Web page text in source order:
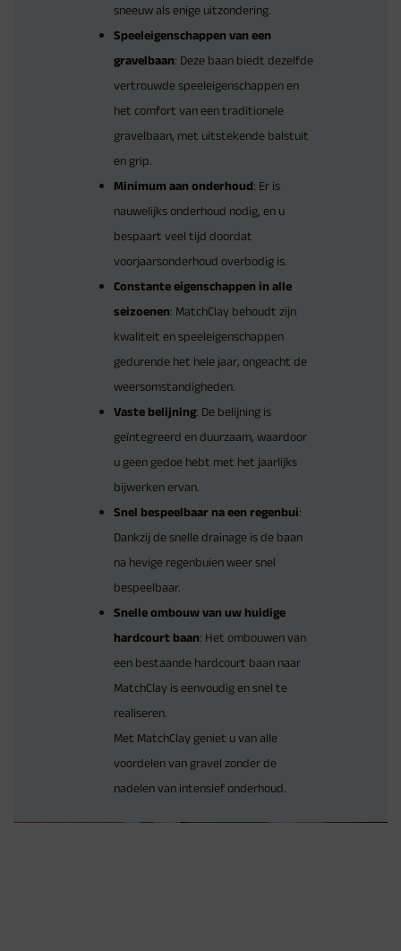
sneeuw als enige uitzondering.
Speeleigenschappen van een
gravelbaan: Deze baan biedt dezelfde
vertrouwde speeleigenschappen en
het comfort van een traditionele
gravelbaan, met uitstekende balstuit
en grip.
Minimum aan onderhoud: Er is
nauwelijks onderhoud nodig, en u
bespaart veel tijd doordat
voorjaarsonderhoud overbodig is.
Constante eigenschappen in alle
seizoenen: MatchClay behoudt zijn
kwaliteit en speeleigenschappen
gedurende het hele jaar, ongeacht de
weersomstandigheden.
Vaste belijning: De belijning is
geïntegreerd en duurzaam, waardoor
u geen gedoe hebt met het jaarlijks
bijwerken ervan.
Snel bespeelbaar na een regenbui:
Dankzij de snelle drainage is de baan
na hevige regenbuien weer snel
bespeelbaar.
Snelle ombouw van uw huidige
hardcourt baan: Het ombouwen van
een bestaande hardcourt baan naar
MatchClay is eenvoudig en snel te
realiseren.
Met MatchClay geniet u van alle
voordelen van gravel zonder de
nadelen van intensief onderhoud.